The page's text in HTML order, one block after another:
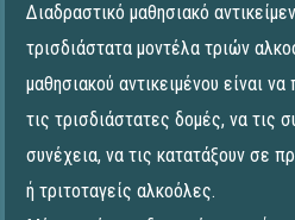
Διαδραστικό μαθησιακό
τρισδιάστατα μοντέλα τριών
μαθησιακού αντικειμένου είναι
τις τρισδιάστατες δομές, να τις
συνέχεια, να τις κατατάξουν σε
ή τριτοταγείς αλκοόλες.